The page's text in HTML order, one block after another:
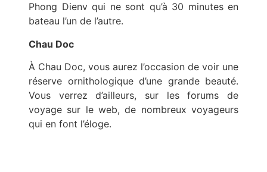
Phong Dienv qui ne sont qu’à 30 minutes en
bateau l’un de l’autre.
Chau Doc
À Chau Doc, vous aurez l’occasion de voir une
réserve ornithologique d’une grande beauté.
Vous verrez d’ailleurs, sur les forums de
voyage sur le web, de nombreux voyageurs
qui en font l’éloge.